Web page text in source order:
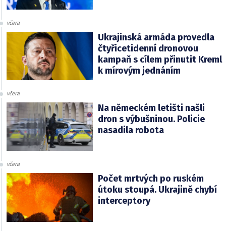
včera
Ukrajinská armáda provedla
čtyřicetidenní dronovou
kampaň s cílem přinutit Kreml
k mírovým jednáním
včera
Na německém letišti našli
dron s výbušninou. Policie
nasadila robota
včera
Počet mrtvých po ruském
útoku stoupá. Ukrajině chybí
interceptory